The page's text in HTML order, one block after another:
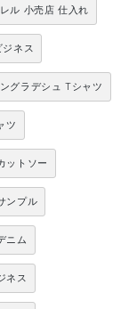
ル 小売店 仕入れ
ネス
グラデシュ Tシャツ
ツ
ットソー
ンプル
ニム
ネス